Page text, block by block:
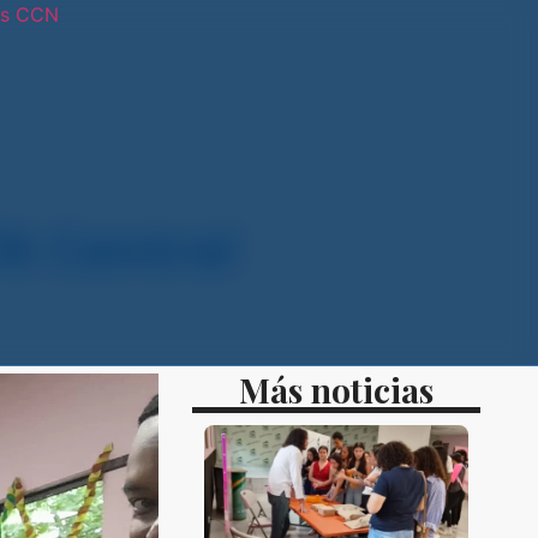
CCN
Central
Más noticias